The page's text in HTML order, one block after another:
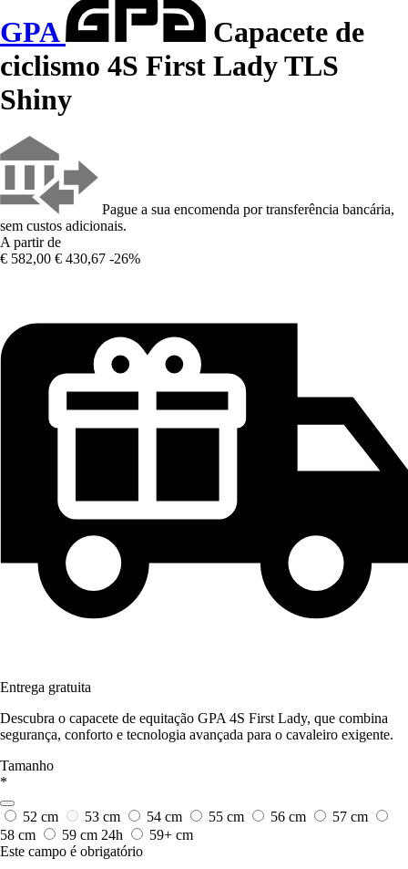
GPA
Capacete de
ciclismo 4S First Lady TLS
Shiny
Pague a sua encomenda por transferência bancária,
sem custos adicionais.
A partir de
€ 582,00 € 430,67 -26%
Entrega gratuita
Descubra o capacete de equitação GPA 4S First Lady, que combina
segurança, conforto e tecnologia avançada para o cavaleiro exigente.
Tamanho
*
52 cm 53 cm 54 cm 55 cm 56 cm
57 cm
58 cm
59 cm 24h
59+ cm
Este campo é obrigatório